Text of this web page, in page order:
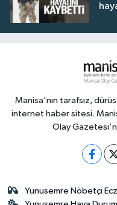
Manisa'nın tarafsız,
internet haber sitesi.
Olay
Yunusemre Nöbetçi